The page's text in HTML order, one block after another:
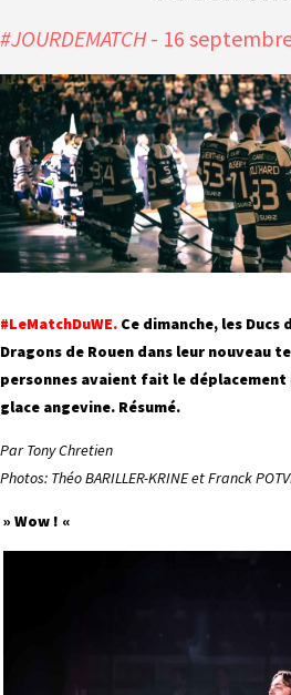
#JOURDEMATCH- 16
#LeMatchDuWE. Ce dimanche, les Ducs
Dragons de Rouen dans leur nouveau
personnes avaient fait le
glace angevine. Résumé.
Par Tony Chretien
Photos: Théo BARILLER-KRINE et Franck
» Wow ! «